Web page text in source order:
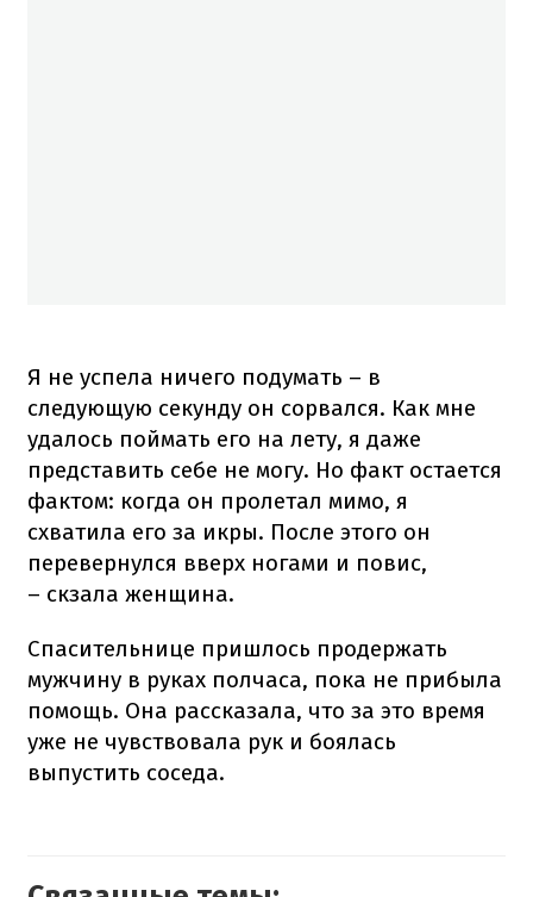
Я не успела ничего подумать – в
следующую секунду он сорвался. Как мне
удалось поймать его на лету, я даже
представить себе не могу. Но факт остается
фактом: когда он пролетал мимо, я
схватила его за икры. После этого он
перевернулся вверх ногами и повис,
– скзала женщина.
Спасительнице пришлось продержать
мужчину в руках полчаса, пока не прибыла
помощь. Она рассказала, что за это время
уже не чувствовала рук и боялась
выпустить соседа.